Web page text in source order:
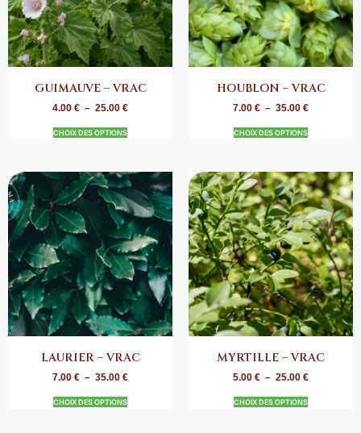
GUIMAUVE – VRAC
4.00 € – 25.00 €
CHOIX DES OPTIONS
HOUBLON – VRAC
7.00 € – 35.00 €
CHOIX DES OPTIONS
LAURIER – VRAC
7.00 € – 35.00 €
CHOIX DES OPTIONS
MYRTILLE – VRAC
5.00 € – 25.00 €
CHOIX DES OPTIONS